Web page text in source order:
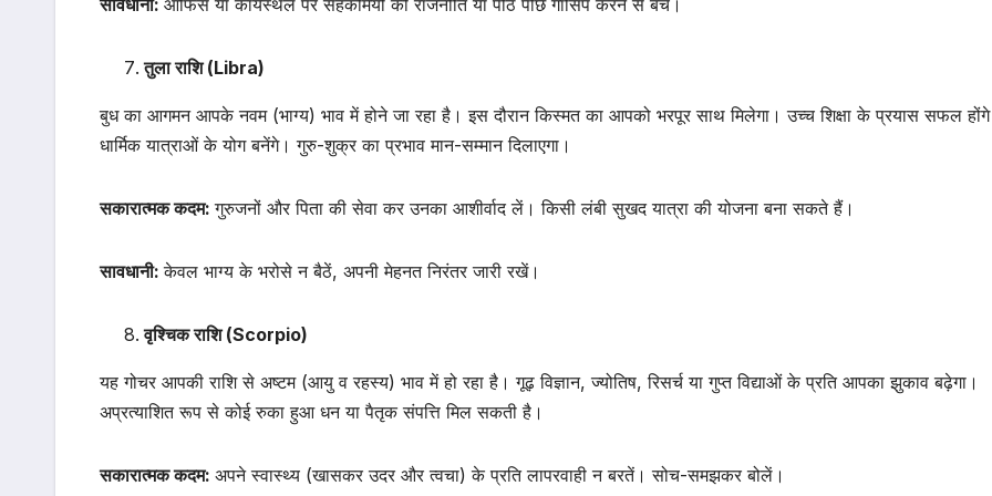
सावधानी: ऑफिस या कार्यस्थल पर सहकर्मियों की राजनीति या पीठ पीछे गॉसिप करने से बचें।
तुला राशि (Libra)
बुध का आगमन आपके नवम (भाग्य) भाव में होने जा रहा है। इस दौरान किस्मत का आपको भरपूर साथ मिलेगा। उच्च शिक्षा के प्रयास सफल
धार्मिक यात्राओं के योग बनेंगे। गुरु-शुक्र का प्रभाव मान-सम्मान दिलाएगा।
सकारात्मक कदम:गुरुजनों और पिता की सेवा कर उनका आशीर्वाद लें। किसी लंबी सुखद यात्रा की योजना बना सकते हैं।
सावधानी:केवल भाग्य के भरोसे न बैठें, अपनी मेहनत निरंतर जारी रखें।
वृश्चिक राशि (Scorpio)
यह गोचर आपकी राशि से अष्टम (आयु व रहस्य) भाव में हो रहा है। गूढ़ विज्ञान, ज्योतिष, रिसर्च या गुप्त विद्याओं के प्रति आपका झुकाव बढ़ेगा।
अप्रत्याशित रूप से कोई रुका हुआ धन या पैतृक संपत्ति मिल सकती है।
सकारात्मक कदम: अपने स्वास्थ्य (खासकर उदर और त्वचा) के प्रति लापरवाही न बरतें। सोच-समझकर बोलें।